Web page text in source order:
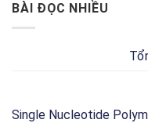
BÀI ĐỌC NHIỀU
Single Nucleotide